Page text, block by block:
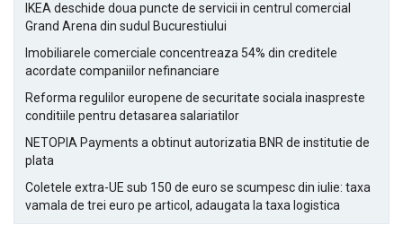
IKEA deschide doua puncte de servicii in centrul comercial
Grand Arena din sudul Bucurestiului
Imobiliarele comerciale concentreaza 54% din creditele
acordate companiilor nefinanciare
Reforma regulilor europene de securitate sociala inaspreste
conditiile pentru detasarea salariatilor
NETOPIA Payments a obtinut autorizatia BNR de institutie de
plata
Coletele extra-UE sub 150 de euro se scumpesc din iulie: taxa
vamala de trei euro pe articol, adaugata la taxa logistica